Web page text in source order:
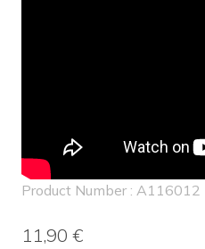
Product Number : A116012
11,90 €